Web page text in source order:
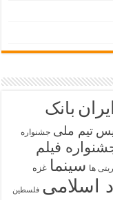
ایران بانک
تیم ملی جشنواره
فیلم
ها سینما غزه
اسلامی فلسطین